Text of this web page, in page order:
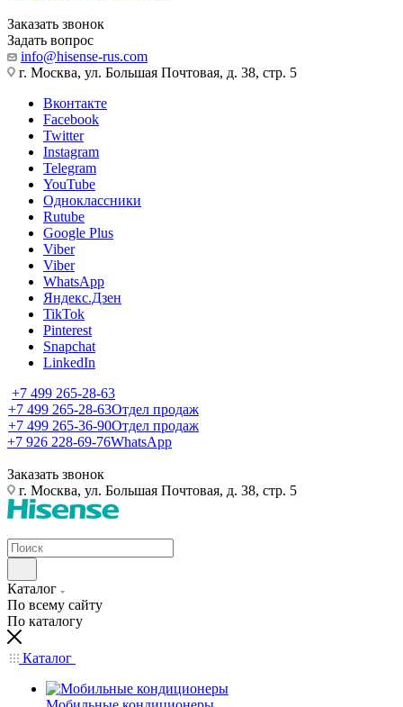
Заказать звонок
Задать вопрос
info@hisense-rus.com
г. Москва, ул. Большая Почтовая, д. 38, стр. 5
Вконтакте
Facebook
Twitter
Instagram
Telegram
YouTube
Одноклассники
Rutube
Google Plus
Viber
Viber
WhatsApp
Яндекс.Дзен
TikTok
Pinterest
Snapchat
LinkedIn
+7 499 265-28-63
+7 499 265-28-63Отдел продаж
+7 499 265-36-90Отдел продаж
+7 926 228-69-76WhatsApp
Заказать звонок
г. Москва, ул. Большая Почтовая, д. 38, стр. 5
Каталог
По всему сайту
По каталогу
Каталог